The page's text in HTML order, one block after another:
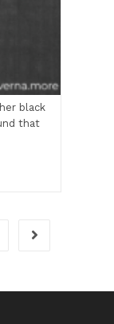
black
that
Go to the next